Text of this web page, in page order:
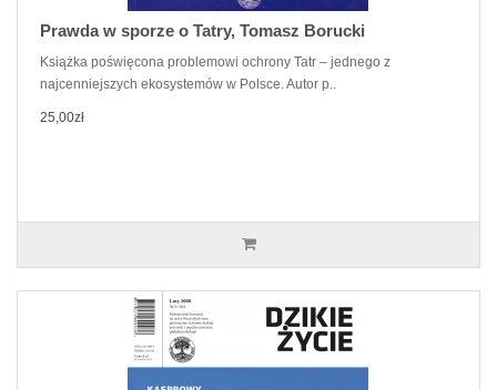
Prawda w sporze o Tatry, Tomasz Borucki
Książka poświęcona problemowi ochrony Tatr – jednego z
najcenniejszych ekosystemów w Polsce. Autor p..
25,00zł